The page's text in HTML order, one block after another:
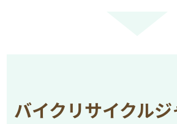
バイクリサイクル